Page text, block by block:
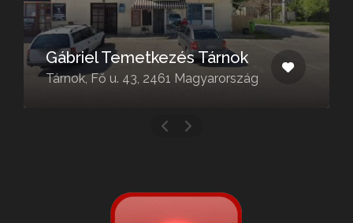
Gábriel Temetkezés Tárnok
Tárnok, Fő u. 43, 2461 Magyarország